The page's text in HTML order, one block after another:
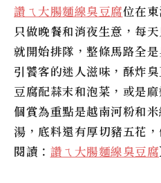
讚ㄟ大腸麵線臭豆腐位在
只做晚餐和消夜生意，每
就開始排隊，整條馬路全
引饕客的迷人滋味，酥炸
豆腐配蒜末和泡菜，或是
個賞為重點是越南河粉和
湯，底料還有厚切豬五花
閱讀： 讚ㄟ大腸麵線臭豆腐